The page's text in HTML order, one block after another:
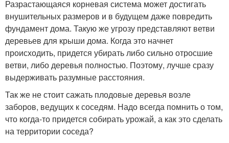
Разрастающаяся корневая система может достигать
внушительных размеров и в будущем даже повредить
фундамент дома. Такую же угрозу представляют ветви
деревьев для крыши дома. Когда это начнет
происходить, придется убирать либо сильно отросшие
ветви, либо деревья полностью. Поэтому, лучше сразу
выдерживать разумные расстояния.
Так же не стоит сажать плодовые деревья возле
заборов, ведущих к соседям. Надо всегда помнить о том,
что когда-то придется собирать урожай, а как это сделать
на территории соседа?